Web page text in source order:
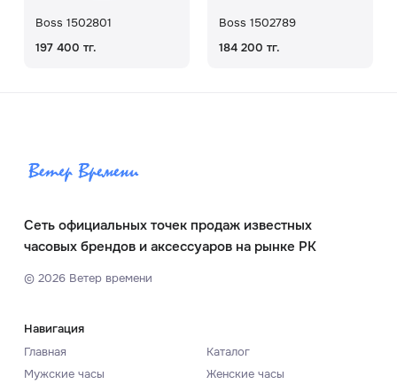
Boss 1502801
197 400 тг.
Boss 1502789
184 200 тг.
Сеть официальных точек продаж известных
часовых брендов и аксессуаров на рынке РК
© 2026Ветер времени
Навигация
Главная
Каталог
Мужские часы
Женские часы